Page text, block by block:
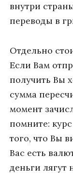
внутри
переводы в
Отдельно
Если Вам
получить Вы
сумма
момент
помните:
того, что Вы
Вас есть
деньги лягут